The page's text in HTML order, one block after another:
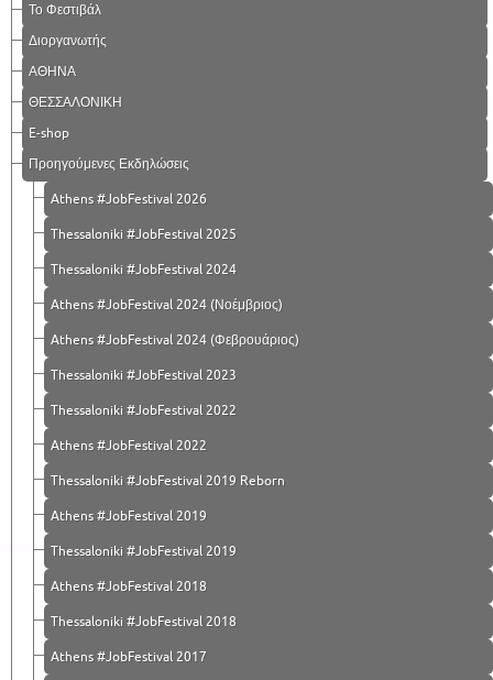
Το Φεστιβάλ
Διοργανωτής
ΑΘΗΝΑ
ΘΕΣΣΑΛΟΝΙΚΗ
E-shop
Προηγούμενες Εκδηλώσεις
Athens #JobFestival 2026
Thessaloniki #JobFestival 2025
Thessaloniki #JobFestival 2024
Athens #JobFestival 2024 (Νοέμβριος)
Athens #JobFestival 2024 (Φεβρουάριος)
Thessaloniki #JobFestival 2023
Thessaloniki #JobFestival 2022
Athens #JobFestival 2022
Thessaloniki #JobFestival 2019 Reborn
Athens #JobFestival 2019
Thessaloniki #JobFestival 2019
Athens #JobFestival 2018
Thessaloniki #JobFestival 2018
Athens #JobFestival 2017